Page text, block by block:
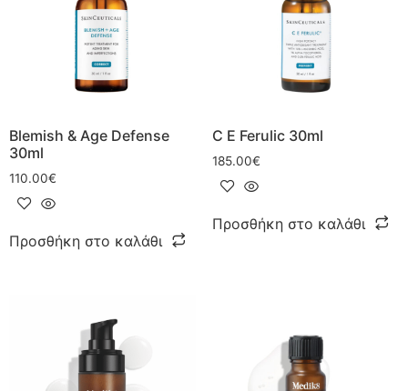
Blemish & Age Defense
30ml
110.00€
Προσθήκη στο καλάθι
C E Ferulic 30ml
185.00€
Προσθήκη στο καλάθι